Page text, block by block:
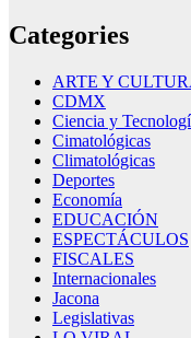
Categories
ARTE Y
CDMX
Ciencia y
Cimatológicas
Climatológicas
Deportes
Economía
EDUCACIÓN
ESPECTÁCULOS
FISCALES
Internacionales
Jacona
Legislativas